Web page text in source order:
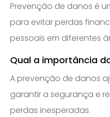
Prevenção de danos é
para evitar perdas
pessoais em diferentes
Qual a importância
A prevenção de danos
garantir a segurança e
perdas inesperadas.